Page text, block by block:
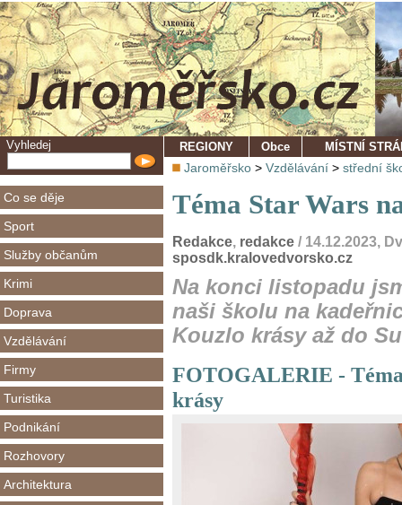
Vyhledej
Co se děje
Sport
Služby občanům
Krimi
Doprava
Vzdělávání
Firmy
Turistika
Podnikání
Rozhovory
Architektura
REGIONY Obce MÍSTNÍ
Jaroměřsko > Vzdělávání > střední
Téma Star Wars
Redakce, redakce / 14.12.2023,
sposdk.kralovedvorsko.cz
Na konci listopadu
naši školu na
Kouzlo krásy až do
FOTOGALERIE -
krásy